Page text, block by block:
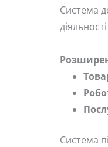
Система
Система